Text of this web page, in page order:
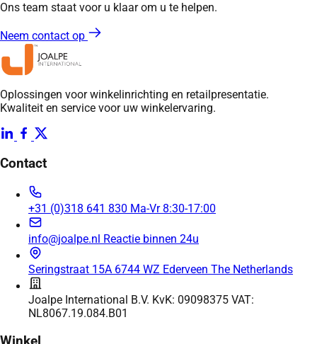
Ons team staat voor u klaar om u te helpen.
Neem contact op
Oplossingen voor winkelinrichting en retailpresentatie.
Kwaliteit en service voor uw winkelervaring.
Contact
+31 (0)318 641 830 Ma-Vr 8:30-17:00
info@joalpe.nl Reactie binnen 24u
Seringstraat 15A 6744 WZ Ederveen The Netherlands
Joalpe International B.V. KvK: 09098375 VAT:
NL8067.19.084.B01